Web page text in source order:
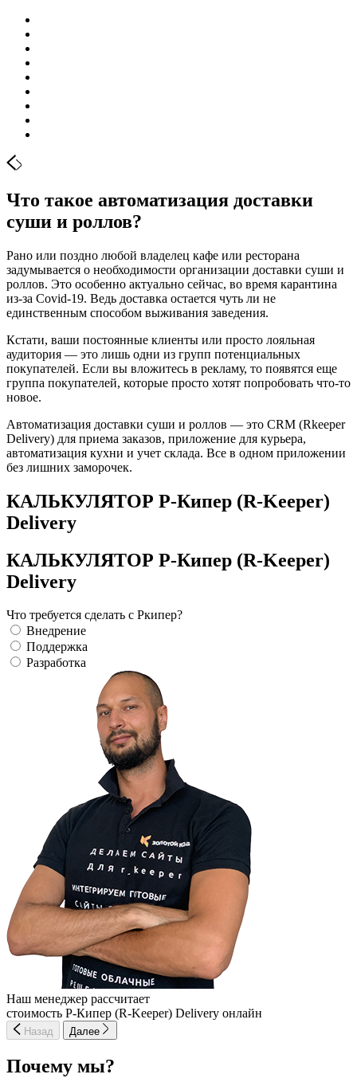
Что такое автоматизация доставки
суши и роллов?
Рано или поздно любой владелец кафе или ресторана
задумывается о необходимости организации доставки суши и
роллов. Это особенно актуально сейчас, во время карантина
из-за Covid-19. Ведь доставка остается чуть ли не
единственным способом выживания заведения.
Кстати, ваши постоянные клиенты или просто лояльная
аудитория — это лишь одни из групп потенциальных
покупателей. Если вы вложитесь в рекламу, то появятся еще
группа покупателей, которые просто хотят попробовать что-то
новое.
Автоматизация доставки суши и роллов — это CRM (Rkeeper
Delivery) для приема заказов, приложение для курьера,
автоматизация кухни и учет склада. Все в одном приложении
без лишних заморочек.
КАЛЬКУЛЯТОР Р-Кипер (R-Keeper)
Delivery
КАЛЬКУЛЯТОР Р-Кипер (R-Keeper)
Delivery
Что требуется сделать с Ркипер?
Внедрение
Поддержка
Разработка
Наш менеджер рассчитает
стоимость Р-Кипер (R-Keeper) Delivery онлайн
Назад Далее
Почему мы?